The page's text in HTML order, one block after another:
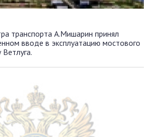
транспорта А.Мишарин принял
вводе в эксплуатацию мостового